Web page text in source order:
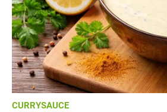
CURRYSAUCE